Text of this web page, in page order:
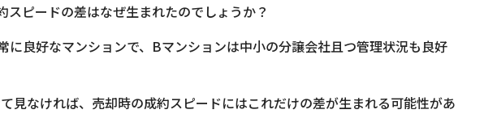
ピードの差はなぜ生まれたのでしょうか？
良好なマンションで、Bマンションは中小の分譲会社且つ管理状況も良好
見なければ、売却時の成約スピードにはこれだけの差が生まれる可能性があ